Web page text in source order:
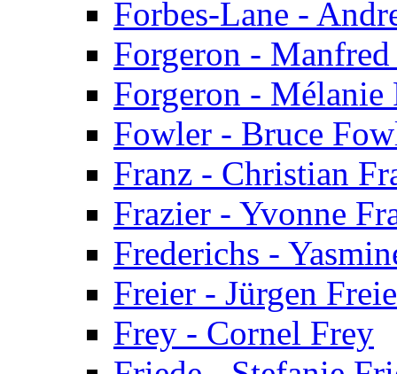
Forbes-Lane -
Forgeron -
Forgeron - Mélanie
Fowler - Bruce
Franz - Christian
Frazier - Yvonne
Frederichs -
Freier - Jürgen
Frey - Cornel Frey